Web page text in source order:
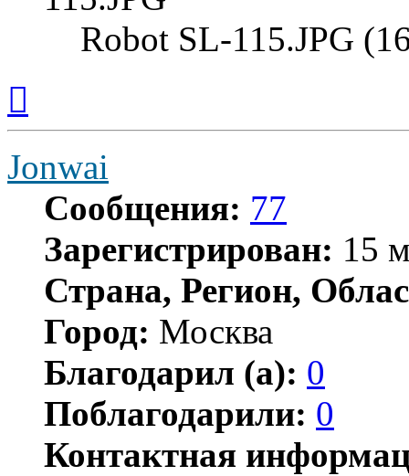
Robot SL-115.JPG
началу
Jonwai
Сообщения: 77
Зарегистрирован: 15
Страна, Регион,
Город: Москва
Благодарил (а): 0
Поблагодарили: 0
Контактная